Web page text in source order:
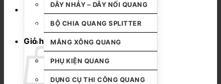
Giỏ hàng
DÂY NHẢY – DÂY NỐI QUANG
BỘ CHIA QUANG SPLITTER
MĂNG XÔNG QUANG
PHỤ KIỆN QUANG
DỤNG CỤ THI CÔNG QUANG